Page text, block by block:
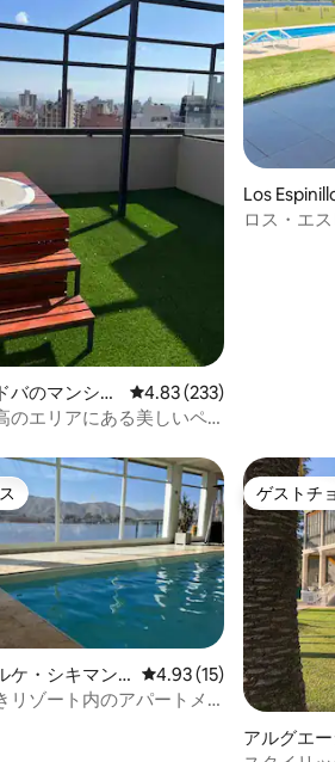
星の平均評価
バのマンショ
レビュー233件、5つ星中
4.83 (233)
のエリアにある美しいペ
Los
ロス・エ
星の平均評価
ケ・シキマン
アパート
レビュー15件、5つ星
4.93 (15)
リゾート内のアパートメ
ゲストチ
ゲストチ
アルグエ